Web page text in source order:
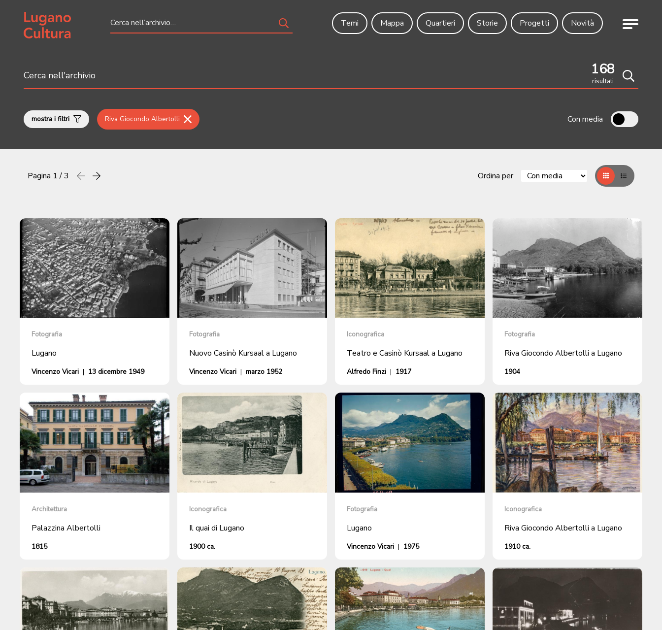
Home page
Temi
Mappa Quartieri Storie Progetti Novità Menu
168
risultati
Cerca
mostra i filtri Riva Giocondo Albertolli Con media
Pagina 1 / 3 Precedente
successiva Ordina per GrigliaTable
Fotografia
Lugano
Vincenzo Vicari | 13 dicembre 1949
Fotografia
Nuovo Casinò Kursaal a Lugano
Vincenzo Vicari | marzo 1952
Iconografica
Teatro e Casinò Kursaal a Lugano
Alfredo Finzi | 1917
Fotografia
Riva Giocondo Albertolli a Lugano
1904
Architettura
Palazzina Albertolli
1815
Iconografica
Il quai di Lugano
1900 ca.
Fotografia
Lugano
Vincenzo Vicari | 1975
Iconografica
Riva Giocondo Albertolli a Lugano
1910 ca.